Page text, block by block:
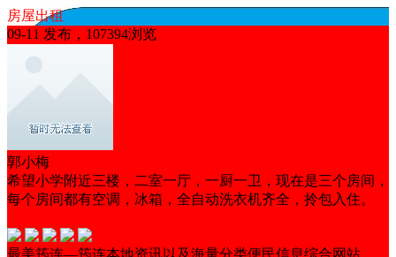
房屋出租
09-11 发布，107394浏览
郭小梅
希望小学附近三楼，二室一厅，一厨一卫，现在是三个房间，
每个房间都有空调，冰箱，全自动洗衣机齐全，拎包入住。
最美筠连—筠连本地资讯以及海量分类便民信息综合网站